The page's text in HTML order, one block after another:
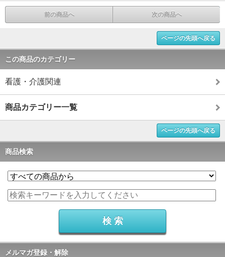
前の商品へ 次の商品へ
ページの先頭へ戻る
この商品のカテゴリー
看護・介護関連
商品カテゴリー一覧
ページの先頭へ戻る
商品検索
メルマガ登録・解除